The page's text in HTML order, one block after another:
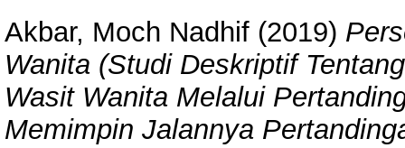
Akbar, Moch Nadhif (2019)
Wanita (Studi Deskriptif
Wasit Wanita Melalui
Memimpin Jalannya